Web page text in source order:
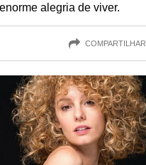
alegria de viver.
COMPARTILHAR